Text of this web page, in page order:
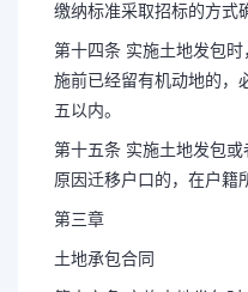
缴纳标准采取招标的方式
第十四条 实施土地发包
施前已经留有机动地的，
五以内。
第十五条 实施土地发包
原因迁移户口的，在户籍
第三章
土地承包合同